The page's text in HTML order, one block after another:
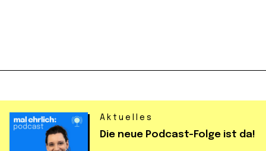
Aktuelles
Die neue Podcast-Folge ist da!